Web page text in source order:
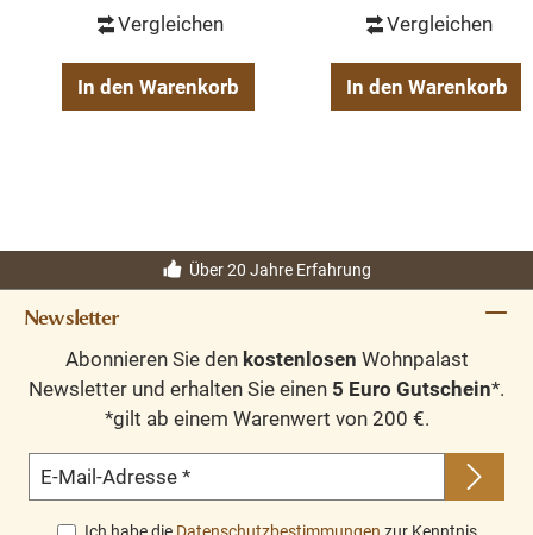
Vergleichen
In den Warenkorb
Vergleichen
In den Warenkorb
Über 20 Jahre Erfahrung
Newsletter
Abonnieren Sie den kostenlosen Wohnpalast
Newsletter und erhalten Sie einen 5 Euro Gutschein*.
*gilt ab einem Warenwert von 200 €.
E-Mail-Adresse *